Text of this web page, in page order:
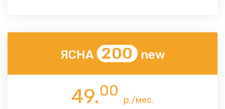
ЯСНА 200 new
49.00
р./мес.